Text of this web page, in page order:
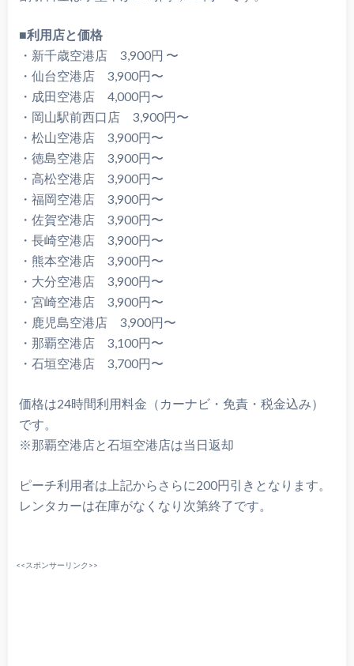
■利用店と価格
・新千歳空港店 3,900円 〜
・仙台空港店 3,900円〜
・成田空港店 4,000円〜
・岡山駅前西口店 3,900円〜
・松山空港店 3,900円〜
・徳島空港店 3,900円〜
・高松空港店 3,900円〜
・福岡空港店 3,900円〜
・佐賀空港店 3,900円〜
・長崎空港店 3,900円〜
・熊本空港店 3,900円〜
・大分空港店 3,900円〜
・宮崎空港店 3,900円〜
・鹿児島空港店 3,900円〜
・那覇空港店 3,100円〜
・石垣空港店 3,700円〜
価格は24時間利用料金（カーナビ・免責・税金込み）
です。
※那覇空港店と石垣空港店は当日返却
ピーチ利用者は上記からさらに200円引きとなります。
レンタカーは在庫がなくなり次第終了です。
<<スポンサーリンク>>